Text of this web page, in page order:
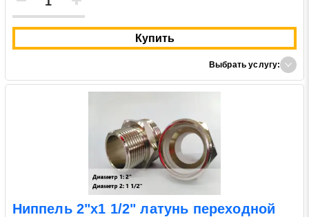
Купить
Выбрать услугу:
Ниппель 2"х1 1/2" латунь переходной